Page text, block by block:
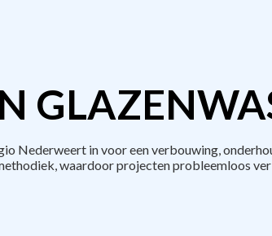
Nederweert in voor een verbouwing,
waardoor projecten probleemloos